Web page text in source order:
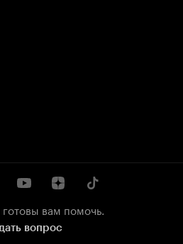
вам помочь.
вопрос